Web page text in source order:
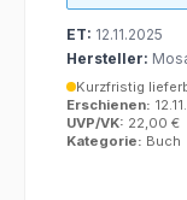
ET: 12.11.2025
Hersteller:
Kurzfristig
Erschienen:
UVP/VK: 22,00 €
Kategorie: Buch